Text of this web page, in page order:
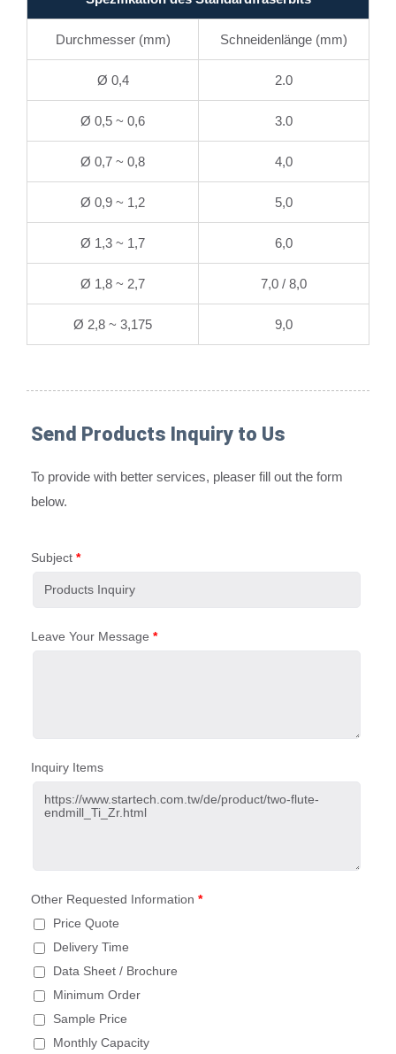
Durchmesser (mm) Schneidenlänge (mm)
Ø 0,4 2.0
Ø 0,5 ~ 0,6 3.0
Ø 0,7 ~ 0,8 4,0
Ø 0,9 ~ 1,2 5,0
Ø 1,3 ~ 1,7 6,0
Ø 1,8 ~ 2,7 7,0 / 8,0
Ø 2,8 ~ 3,175 9,0